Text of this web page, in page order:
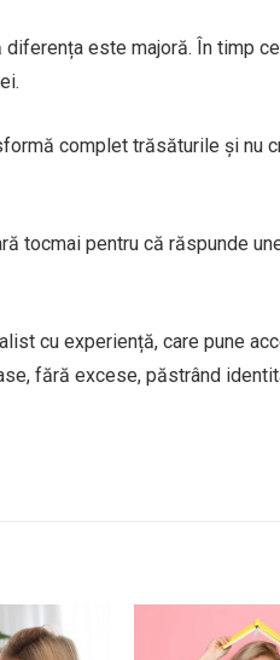
este majoră. În timp
complet trăsăturile și nu
tocmai pentru că răspunde
cu experiență, care pune
fără excese, păstrând